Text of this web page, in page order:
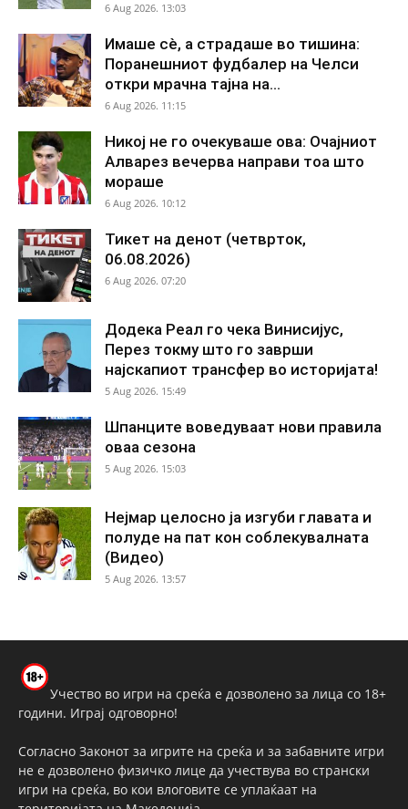
6 Aug 2026. 13:03
Имаше сè, а страдаше во тишина:
Поранешниот фудбалер на Челси
откри мрачна тајна на...
6 Aug 2026. 11:15
Никој не го очекуваше ова: Очајниот
Алварез вечерва направи тоа што
мораше
6 Aug 2026. 10:12
Тикет на денот (четврток,
06.08.2026)
6 Aug 2026. 07:20
Додека Реал го чека Винисијус,
Перез токму што го заврши
најскапиот трансфер во историјата!
5 Aug 2026. 15:49
Шпанците воведуваат нови правила
оваа сезона
5 Aug 2026. 15:03
Нејмар целосно ја изгуби главата и
полуде на пат кон соблекувалната
(Видео)
5 Aug 2026. 13:57
Учество во игри на среќа е дозволено за лица со 18+
години. Играј одговорно!
Согласно Законот за игрите на среќа и за забавните игри
не е дозволено физичко лице да учествува во странски
игри на среќа, во кои влоговите се уплаќаат на